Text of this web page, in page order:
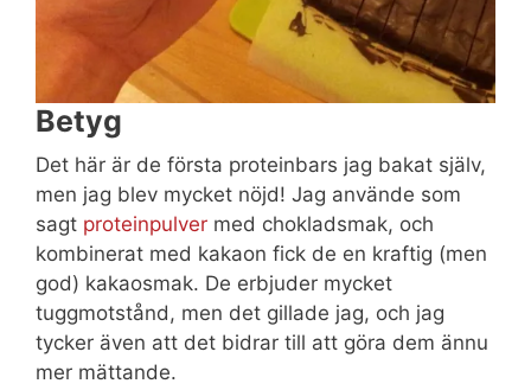
Betyg
Det här är de första proteinbars jag bakat själv,
men jag blev mycket nöjd! Jag använde som
sagt proteinpulver med chokladsmak, och
kombinerat med kakaon fick de en kraftig (men
god) kakaosmak. De erbjuder mycket
tuggmotstånd, men det gillade jag, och jag
tycker även att det bidrar till att göra dem ännu
mer mättande.